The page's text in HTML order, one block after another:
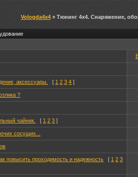
Vologda4x4 » Тюнинг 4х4. Снаряжение,
аксессуары. [ 1 2 3 4 ]
?
чайник. [ 1 2 3 ]
сосущих...
повысить проходимость и надежность [ 1 2 3